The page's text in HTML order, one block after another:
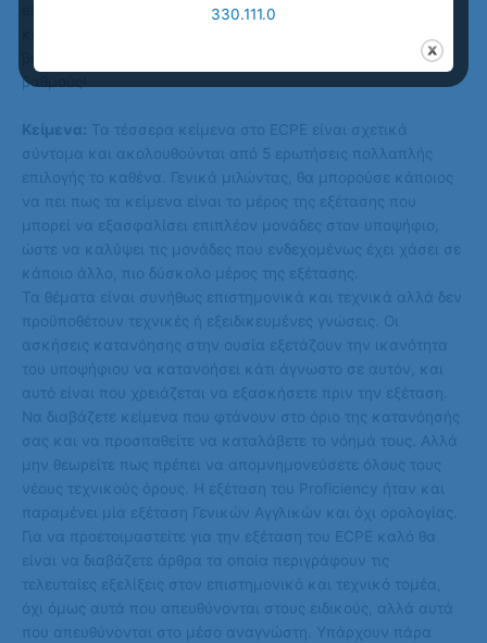
elimination), διαλέξτε μία απάντηση από αυτές που έμειναν
βαθμολογία και β) οι αναπάντητες ερωτήσεις δεν κερδίζουν
βαθμούς!
Κείμενα: Τα τέσσερα κείμενα στο ECPE είναι σχετικά
σύντομα και ακολουθούνται από 5 ερωτήσεις πολλαπλής
επιλογής το καθένα. Γενικά μιλώντας, θα μπορούσε κάποιος
να πει πως τα κείμενα είναι το μέρος της εξέτασης που
μπορεί να εξασφαλίσει επιπλέον μονάδες στον υποψήφιο,
ώστε να καλύψει τις μονάδες που ενδεχομένως έχει χάσει σε
κάποιο άλλο, πιο δύσκολο μέρος της εξέτασης.
Τα θέματα είναι συνήθως επιστημονικά και τεχνικά αλλά δεν
προϋποθέτουν τεχνικές ή εξειδικευμένες γνώσεις. Οι
ασκήσεις κατανόησης στην ουσία εξετάζουν την ικανότητα
του υποψήφιου να κατανοήσει κάτι άγνωστο σε αυτόν, και
αυτό είναι που χρειάζεται να εξασκήσετε πριν την εξέταση.
Να διαβάζετε κείμενα που φτάνουν στο όριο της κατανόησής
σας και να προσπαθείτε να καταλάβετε το νόημά τους. Αλλά
μην θεωρείτε πως πρέπει να απομνημονεύσετε όλους τους
νέους τεχνικούς όρους. Η εξέταση του Proficiency ήταν και
παραμένει μία εξέταση Γενικών Αγγλικών και όχι ορολογίας.
Για να προετοιμαστείτε για την εξέταση του ECPE καλό θα
είναι να διαβάζετε άρθρα τα οποία περιγράφουν τις
τελευταίες εξελίξεις στον επιστημονικό και τεχνικό τομέα,
όχι όμως αυτά που απευθύνονται στους ειδικούς, αλλά αυτά
που απευθύνονται στο μέσο αναγνώστη. Υπάρχουν πάρα
330.111.0